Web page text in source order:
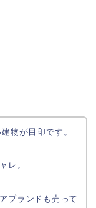
物が目印です。
レ。
ブランドも売って